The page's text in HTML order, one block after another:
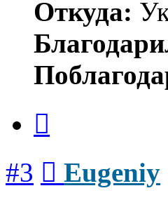
Откуда:
#3 Eugeniy